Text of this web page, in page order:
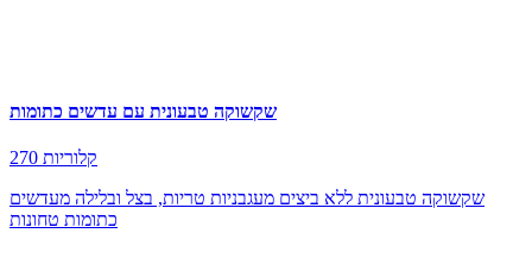
שקשוקה טבעונית עם עדשים כתומות
270 קלוריות
שקשוקה טבעונית ללא ביצים מעגבניות טריות, בצל ובלילה מעדשים
כתומות טחונות